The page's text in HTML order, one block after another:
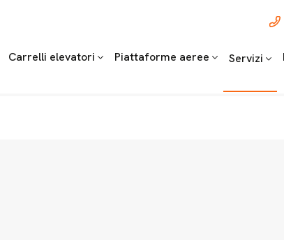
Carrelli elevatori Piattaforme aeree Servizi